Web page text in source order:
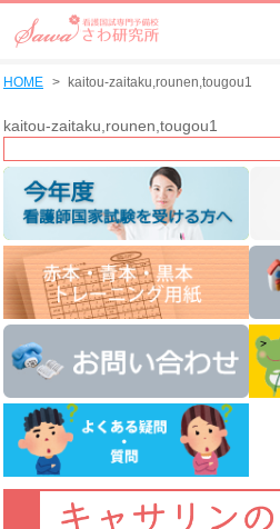
HOME kaitou-zaitaku,rounen,tougou1
kaitou-zaitaku,rounen,tougou1